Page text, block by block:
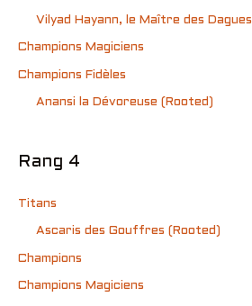
Vilyad Hayann, le Maître des Dagues
Champions Magiciens
Champions Fidèles
Anansi la Dévoreuse (Rooted)
Rang 4
Titans
Ascaris des Gouffres (Rooted)
Champions
Champions Magiciens